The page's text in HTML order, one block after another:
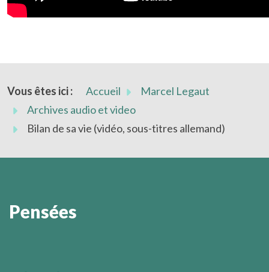
Vous êtes ici : Accueil
Marcel Legaut
Archives audio et video
Bilan de sa vie (vidéo, sous-titres allemand)
Pensées